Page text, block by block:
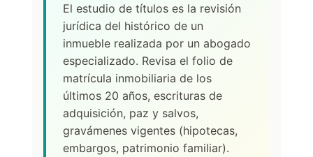
El estudio de títulos es la revisión
jurídica del histórico de un
inmueble realizada por un abogado
especializado. Revisa el folio de
matrícula inmobiliaria de los
últimos 20 años, escrituras de
adquisición, paz y salvos,
gravámenes vigentes (hipotecas,
embargos, patrimonio familiar).